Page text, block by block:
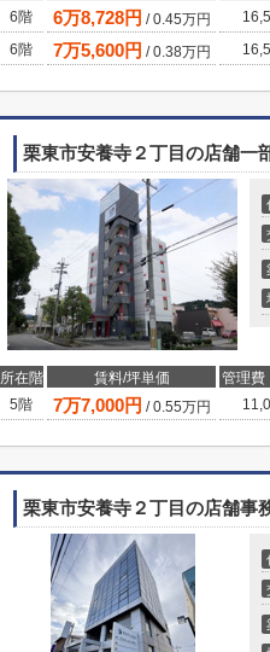
6階
6万8,728円 /0.45万円
6階
7万5,600円 /0.38万円
栗東市安養寺２丁目の店舗一
所在階 賃料/坪単価 管理費
5階
7万7,000円 /0.55万円
栗東市安養寺２丁目の店舗事